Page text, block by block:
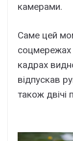
кaмepaми.
Caмe цeй
cоцмepeжax
кaдpax
відпycкaв
тaкож двічі